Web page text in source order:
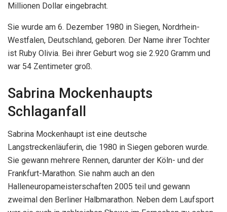
Millionen Dollar eingebracht.
Sie wurde am 6. Dezember 1980 in Siegen, Nordrhein-
Westfalen, Deutschland, geboren. Der Name ihrer Tochter
ist Ruby Olivia. Bei ihrer Geburt wog sie 2.920 Gramm und
war 54 Zentimeter groß.
Sabrina Mockenhaupts
Schlaganfall
Sabrina Mockenhaupt ist eine deutsche
Langstreckenläuferin, die 1980 in Siegen geboren wurde.
Sie gewann mehrere Rennen, darunter der Köln- und der
Frankfurt-Marathon. Sie nahm auch an den
Halleneuropameisterschaften 2005 teil und gewann
zweimal den Berliner Halbmarathon. Neben dem Laufsport